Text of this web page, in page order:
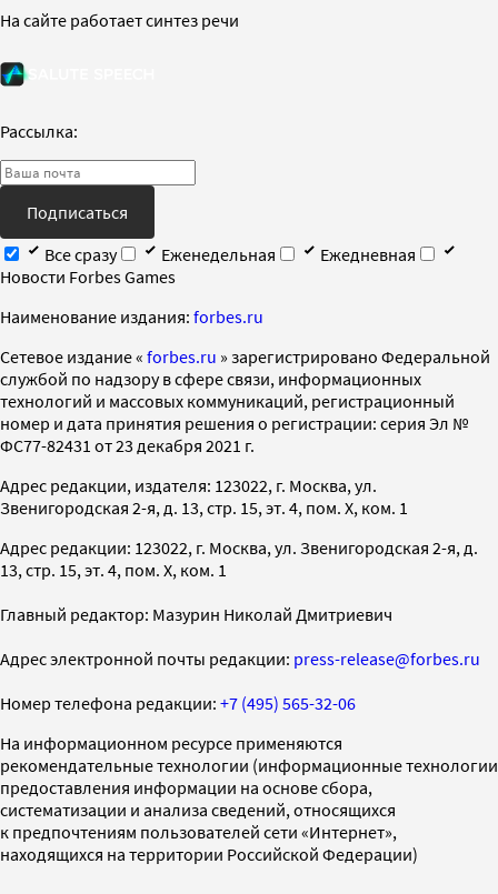
На сайте работает синтез речи
Рассылка:
Подписаться
Все сразу
Еженедельная
Ежедневная
Новости Forbes Games
Наименование издания: forbes.ru
Cетевое издание « forbes.ru » зарегистрировано Федеральной
службой по надзору в сфере связи, информационных
технологий и массовых коммуникаций, регистрационный
номер и дата принятия решения о регистрации: серия Эл №
ФС77-82431 от 23 декабря 2021 г.
Адрес редакции, издателя: 123022, г. Москва, ул.
Звенигородская 2-я, д. 13, стр. 15, эт. 4, пом. X, ком. 1
Адрес редакции: 123022, г. Москва, ул. Звенигородская 2-я, д.
13, стр. 15, эт. 4, пом. X, ком. 1
Главный редактор: Мазурин Николай Дмитриевич
Адрес электронной почты редакции: press-release@forbes.ru
Номер телефона редакции: +7 (495) 565-32-06
На информационном ресурсе применяются
рекомендательные технологии (информационные технологии
предоставления информации на основе сбора,
систематизации и анализа сведений, относящихся
к предпочтениям пользователей сети «Интернет»,
находящихся на территории Российской Федерации)